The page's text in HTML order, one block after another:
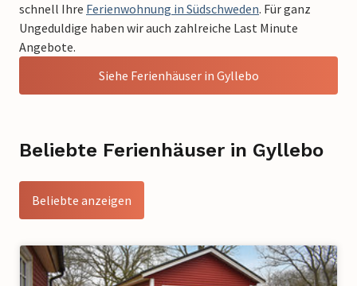
schnell Ihre Ferienwohnung in Südschweden. Für ganz
Ungeduldige haben wir auch zahlreiche Last Minute
Angebote.
Siehe Ferienhäuser in Gyllebo
Beliebte Ferienhäuser in Gyllebo
Beliebte anzeigen